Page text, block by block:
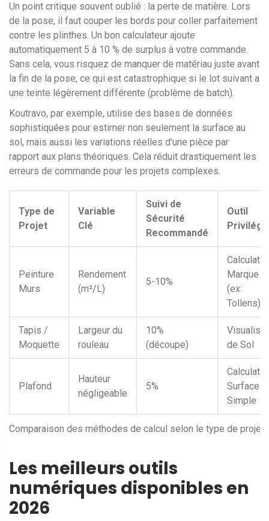
Un point critique souvent oublié : la perte de matière. Lors
de la pose, il faut couper les bords pour coller parfaitement
contre les plinthes. Un bon calculateur ajoute
automatiquement 5 à 10 % de surplus à votre commande.
Sans cela, vous risquez de manquer de matériau juste avant
la fin de la pose, ce qui est catastrophique si le lot suivant a
une teinte légèrement différente (problème de batch).
Koutravo, par exemple, utilise des bases de données
sophistiquées pour estimer non seulement la surface au
sol, mais aussi les variations réelles d'une pièce par
rapport aux plans théoriques. Cela réduit drastiquement les
erreurs de commande pour les projets complexes.
Comparaison des méthodes de calcul selon le type de projet
Type de
Projet
Variable
Clé
Suivi de
Sécurité
Recommandé
Outil
Peinture
Murs
Rendement
(m²/L)
5-10%
Marque
(ex:
Tollens)
Tapis /
Moquette
Largeur du
rouleau
10%
(découpe)
de Sol
Plafond
Hauteur
négligeable
5%
Surface
Simple
Les meilleurs outils
numériques disponibles en
2026